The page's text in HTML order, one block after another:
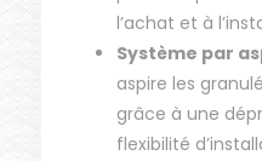
l’achat et à
Système par
aspire les
grâce à une
flexibilité